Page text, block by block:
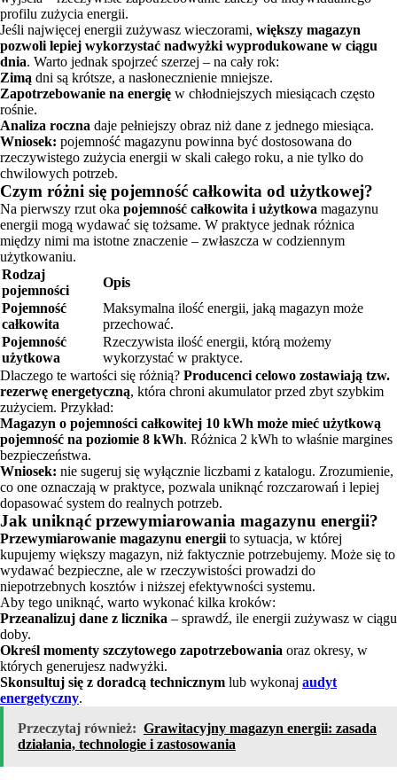
profilu zużycia energii.
Jeśli najwięcej energii zużywasz wieczorami, większy magazyn
pozwoli lepiej wykorzystać nadwyżki wyprodukowane w ciągu
dnia. Warto jednak spojrzeć szerzej – na cały rok:
Zimą dni są krótsze, a nasłonecznienie mniejsze.
Zapotrzebowanie na energię w chłodniejszych miesiącach często
rośnie.
Analiza roczna daje pełniejszy obraz niż dane z jednego miesiąca.
Wniosek: pojemność magazynu powinna być dostosowana do
rzeczywistego zużycia energii w skali całego roku, a nie tylko do
chwilowych potrzeb.
Czym różni się pojemność całkowita od użytkowej?
Na pierwszy rzut oka pojemność całkowita i użytkowa magazynu
energii mogą wydawać się tożsame. W praktyce jednak różnica
między nimi ma istotne znaczenie – zwłaszcza w codziennym
użytkowaniu.
Rodzaj
pojemności
Opis
Pojemność
całkowita
Maksymalna ilość energii, jaką magazyn może
przechować.
Pojemność
użytkowa
Rzeczywista ilość energii, którą możemy
wykorzystać w praktyce.
Dlaczego te wartości się różnią? Producenci celowo zostawiają tzw.
rezerwę energetyczną, która chroni akumulator przed zbyt szybkim
zużyciem. Przykład:
Magazyn o pojemności całkowitej 10 kWh może mieć użytkową
pojemność na poziomie 8 kWh. Różnica 2 kWh to właśnie margines
bezpieczeństwa.
Wniosek: nie sugeruj się wyłącznie liczbami z katalogu. Zrozumienie,
co one oznaczają w praktyce, pozwala uniknąć rozczarowań i lepiej
dopasować system do realnych potrzeb.
Jak uniknąć przewymiarowania magazynu energii?
Przewymiarowanie magazynu energii to sytuacja, w której
kupujemy większy magazyn, niż faktycznie potrzebujemy. Może się to
wydawać bezpieczne, ale w rzeczywistości prowadzi do
niepotrzebnych kosztów i niższej efektywności systemu.
Aby tego uniknąć, warto wykonać kilka kroków:
Przeanalizuj dane z licznika – sprawdź, ile energii zużywasz w ciągu
doby.
Określ momenty szczytowego zapotrzebowania oraz okresy, w
których generujesz nadwyżki.
Skonsultuj się z doradcą technicznym lub wykonaj audyt
energetyczny.
Przeczytaj również: Grawitacyjny magazyn energii: zasada
działania, technologie i zastosowania